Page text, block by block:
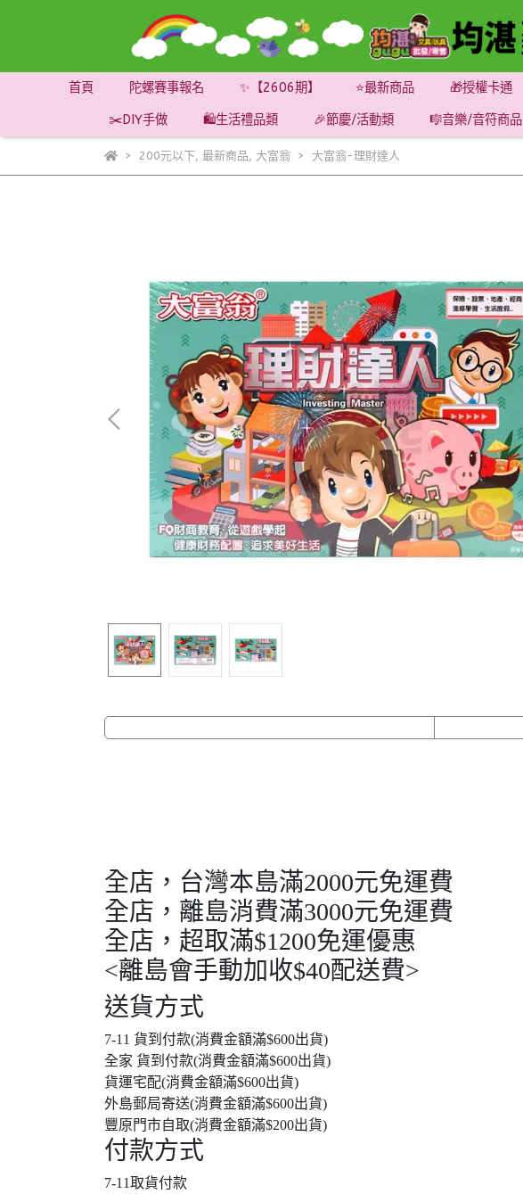
首頁 陀螺賽事報名 ✨【2606期】 ⭐最新商品 🎁授權卡通
✂️DIY手做 🛍️生活禮品類 🎉節慶/活動類 🎼音樂/音符商品
200元以下, 最新商品, 大富翁 大富翁-理財達人
全店，台灣本島滿2000元免運費
全店，離島消費滿3000元免運費
全店，超取滿$1200免運優惠
<離島會手動加收$40配送費>
送貨方式
7-11 貨到付款(消費金額滿$600出貨)
全家 貨到付款(消費金額滿$600出貨)
貨運宅配(消費金額滿$600出貨)
外島郵局寄送(消費金額滿$600出貨)
豐原門市自取(消費金額滿$200出貨)
付款方式
7-11取貨付款